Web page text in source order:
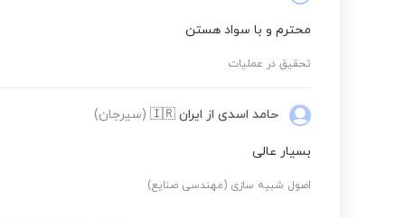
برنامه ریزی و کنترل تولید و موجودی ها 1 و 2
تیوری احتمالات و کاربرد آن
کنترل کیفیت آماری
محترم و با سواد هستن
تحقیق در عملیات
حامد اسدی از ایران 🇮🇷 (سیرجان)
بسیار عالی
اصول شبیه سازی (مهندسی صنایع)